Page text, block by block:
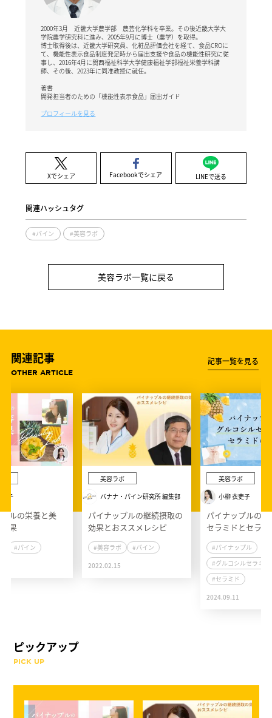
2000年3月 近畿大学農学部 農芸化学科を卒業。その後近畿大学大
学院農学研究科に進み、2005年9月に博士（農学）を取得。
博士取得後は、近畿大学研究員、化粧品評価会社を経て、食品CROに
て、機能性表示食品制度発足時から届出支援や食品の機能性研究に従
事し、2016年4月に関西福祉科学大学健康福祉学部福祉栄養学科講
師、その後、2023年に同准教授に就任。
著書
開発担当者のための「機能性表示食品」届出ガイド
プロフィールを見る
Xでシェア Facebookでシェア LINEで送る
関連ハッシュタグ
#パイン #美容ラボ
美容ラボ一覧に戻る
関連記事
OTHER ARTICLE
記事一覧を見る
子
ルの栄養と美
果
#パイン
美容ラボ
バナナ・パイン研究所 編集部
パイナップルの継続摂取の
効果とおススメレシピ
#美容ラボ
#パイン
2022.02.15
美容ラボ
小柳 衣吏子
パイナップルの
セラミドとセラ
#パイナップル
#グルコシルセラミド
#セラミド
2024.09.11
ピックアップ
PICK UP